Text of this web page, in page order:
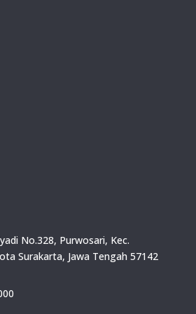
No.328, Purwosari, Kec.
Surakarta, Jawa Tengah 57142